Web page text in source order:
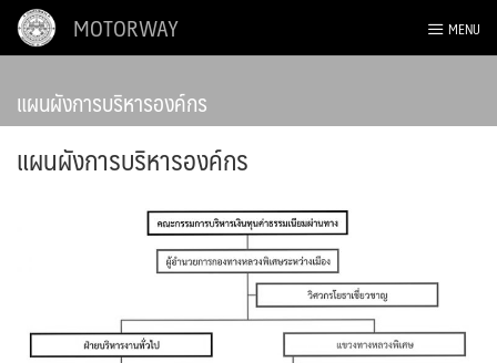
Skip
MOTORWAY MENU
แผนผังการบริหารองค์กร
แผนผังการบริหารองค์กร